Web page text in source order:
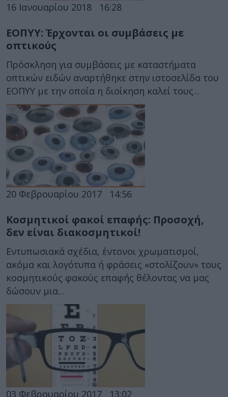
16 Ιανουαρίου 2018 16:28
ΕΟΠΥΥ: Έρχονται οι συμβάσεις με
οπτικούς
Πρόσκληση για συμβάσεις με καταστήματα
οπτικών ειδών αναρτήθηκε στην ιστοσελίδα του
ΕΟΠΥΥ με την οποία η διοίκηση καλεί τους...
20 Φεβρουαρίου 2017 14:56
Κοσμητικοί φακοί επαφής: Προσοχή,
δεν είναι διακοσμητικοί!
Εντυπωσιακά σχέδια, έντονοι χρωματισμοί,
ακόμα και λογότυπα ή φράσεις «στολίζουν» τους
κοσμητικούς φακούς επαφής θέλοντας να μας
δώσουν μια...
03 Φεβρουαρίου 2017 13:02